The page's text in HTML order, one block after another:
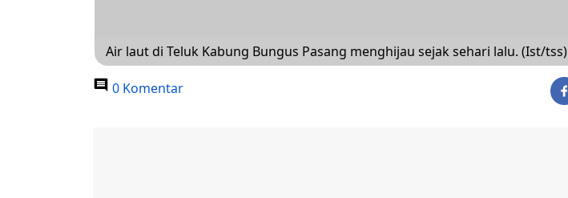
Air laut di Teluk Kabung Bungus Pasang menghijau sejak sehari lalu. (Ist/tss)
0 Komentar